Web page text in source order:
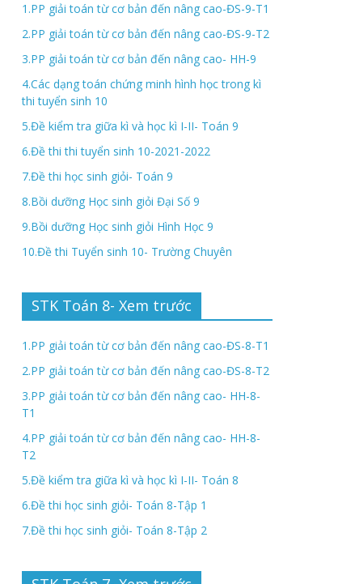
1.PP giải toán từ cơ bản đến nâng cao-ĐS-9-T1
2.PP giải toán từ cơ bản đến nâng cao-ĐS-9-T2
3.PP giải toán từ cơ bản đến nâng cao- HH-9
4.Các dạng toán chứng minh hình học trong kì
thi tuyển sinh 10
5.Đề kiểm tra giữa kì và học kì I-II- Toán 9
6.Đề thi thi tuyển sinh 10-2021-2022
7.Đề thi học sinh giỏi- Toán 9
8.Bồi dưỡng Học sinh giỏi Đại Số 9
9.Bồi dưỡng Học sinh giỏi Hình Học 9
10.Đề thi Tuyển sinh 10- Trường Chuyên
STK Toán 8- Xem trước
1.PP giải toán từ cơ bản đến nâng cao-ĐS-8-T1
2.PP giải toán từ cơ bản đến nâng cao-ĐS-8-T2
3.PP giải toán từ cơ bản đến nâng cao- HH-8-
T1
4.PP giải toán từ cơ bản đến nâng cao- HH-8-
T2
5.Đề kiểm tra giữa kì và học kì I-II- Toán 8
6.Đề thi học sinh giỏi- Toán 8-Tập 1
7.Đề thi học sinh giỏi- Toán 8-Tập 2